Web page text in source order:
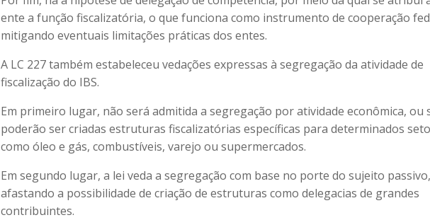
ente a função fiscalizatória, o que funciona como instrumento de cooperação
mitigando eventuais limitações práticas dos entes.
A LC 227 também estabeleceu vedações expressas à segregação da atividade de
fiscalização do IBS.
Em primeiro lugar, não será admitida a segregação por atividade econômica, ou
poderão ser criadas estruturas fiscalizatórias específicas para determinados
como óleo e gás, combustíveis, varejo ou supermercados.
Em segundo lugar, a lei veda a segregação com base no porte do sujeito passivo,
afastando a possibilidade de criação de estruturas como delegacias de grandes
contribuintes.